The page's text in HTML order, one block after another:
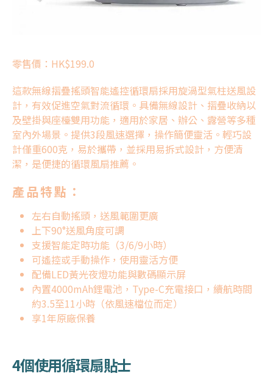
零售價：HK$199.0
這款無線摺疊搖頭智能遙控循環扇採用旋渦型氣柱送風設
計，有效促進空氣對流循環。具備無線設計、摺疊收納以
及壁掛與座檯雙用功能，適用於家居、辦公、露營等多種
室內外場景。提供3段風速選擇，操作簡便靈活。輕巧設
計僅重600克，易於攜帶，並採用易拆式設計，方便清
潔，是便捷的循環風扇推薦。
產品特點：
左右自動搖頭，送風範圍更廣
上下90°送風角度可調
支援智能定時功能（3/6/9小時）
可遙控或手動操作，使用靈活方便
配備LED黃光夜燈功能與數碼顯示屏
內置4000mAh鋰電池，Type-C充電接口，續航時間
約3.5至11小時（依風速檔位而定）
享1年原廠保養
4個使用循環扇貼士